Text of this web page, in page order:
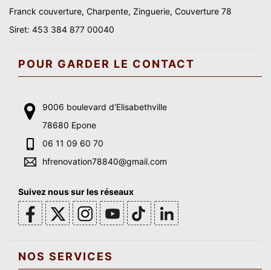
Franck couverture, Charpente, Zinguerie, Couverture 78
Siret: 453 384 877 00040
POUR GARDER LE CONTACT
9006 boulevard d'Elisabethville
78680 Epone
06 11 09 60 70
hfrenovation78840@gmail.com
Suivez nous sur les réseaux
NOS SERVICES